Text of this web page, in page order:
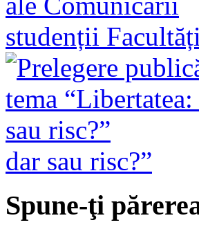
studenții
dar sau risc?”
Spune-ţi